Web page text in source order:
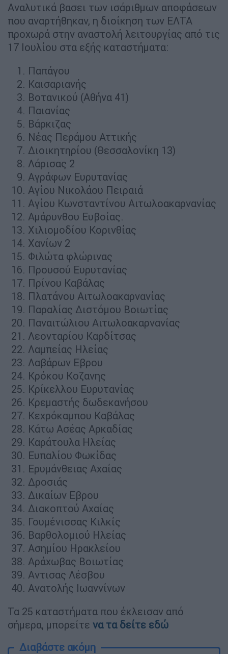
Αναλυτικά βασει των ισάριθμων αποφάσεων
που αναρτήθηκαν, η διοίκηση των ΕΛΤΑ
προχωρά στην αναστολή λειτουργίας από τις
17 Ιουλίου στα εξής καταστήματα:
Παπάγου
Καισαριανής
Βοτανικού (Αθήνα 41)
Παιανίας
Βάρκιζας
Νέας Περάμου Αττικής
Διοικητηρίου (Θεσσαλονίκη 13)
Λάρισας 2
Αγράφων Ευρυτανίας
Αγίου Νικολάου Πειραιά
Αγίου Κωνσταντίνου Αιτωλοακαρνανίας
Αμάρυνθου Ευβοίας.
Χιλιομοδίου Κορινθίας
Χανίων 2
Φιλώτα φλώρινας
Προυσού Ευρυτανίας
Πρίνου Καβάλας
Πλατάνου Αιτωλοακαρνανίας
Παραλίας Διστόμου Βοιωτίας
Παναιτώλιου Αιτωλοακαρνανίας
Λεονταρίου Καρδίτσας
Λαμπείας Ηλείας
Λαβάρων Εβρου
Κρόκου Κοζανης
Κρίκελλου Ευρυτανίας
Κρεμαστής δωδεκανήσου
Κεχρόκαμπου Καβάλας
Κάτω Ασέας Αρκαδίας
Καράτουλα Ηλείας
Ευπαλίου Φωκίδας
Ερυμάνθειας Αχαίας
Δροσιάς
Δικαίων Εβρου
Διακοπτού Αχαίας
Γουμένισσας Κιλκίς
Βαρθολομιού Ηλείας
Ασημίου Ηρακλείου
Αράχωβας Βοιωτίας
Αντισας Λέσβου
Ανατολής Ιωαννίνων
Τα 25 καταστήματα που έκλεισαν από
σήμερα, μπορείτε να τα δείτε εδώ
Διαβάστε ακόμη